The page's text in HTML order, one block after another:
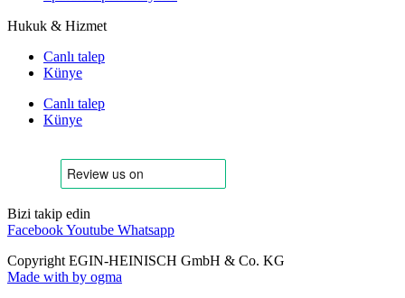
Hukuk & Hizmet
Canlı talep
Künye
Canlı talep
Künye
Bizi takip edin
FacebookYoutube Whatsapp
Copyright EGIN-HEINISCH GmbH & Co. KG
Made with by ogma